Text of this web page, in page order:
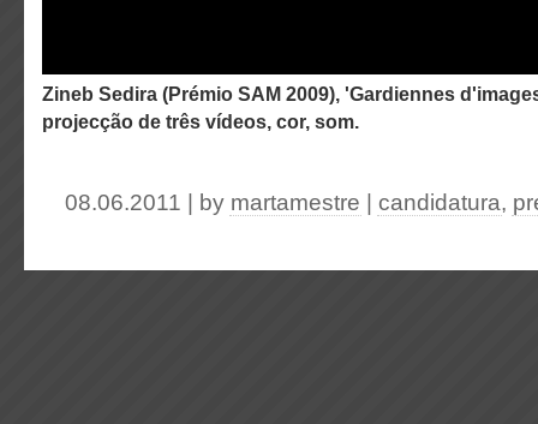
Zineb Sedira (Prémio SAM 2009), 'Gardiennes d'images', 2010, instalação com
projecção de três vídeos, cor, som.
08.06.2011 | by martamestre candidatura,